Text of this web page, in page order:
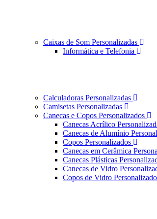
Caixas de Som Personalizadas
Informática e Telefonia
Calculadoras Personalizadas
Camisetas Personalizadas
Canecas e Copos Personalizados
Canecas Acrílico
Canecas de Alumínio
Copos Personalizados
Canecas em Cerâmica
Canecas Plásticas
Canecas de Vidro
Copos de Vidro